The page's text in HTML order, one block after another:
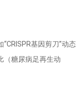
基因剪刀”动态
（糖尿病足再生动